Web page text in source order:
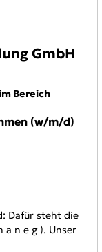
GmbH
Bereich
(w/m/d)
Dafür steht die
a n e g ). Unser